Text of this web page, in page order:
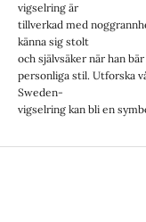
vigselring är
tillverkad med
känna sig stolt
och självsäker när han
personliga stil. Utforska
Sweden-
vigselring kan bli en